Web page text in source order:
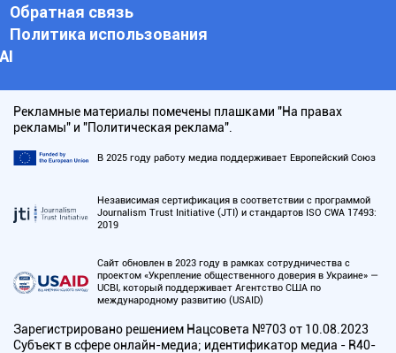
Обратная связь
Политика использования
АI
Рекламные материалы помечены плашками "На правах
рекламы" и "Политическая реклама".
В 2025 году работу медиа поддерживает Европейский Союз
Независимая сертификация в соответствии с программой
Journalism Trust Initiative (JTI) и стандартов ISO CWA 17493:
2019
Сайт обновлен в 2023 году в рамках сотрудничества с
проектом «Укрепление общественного доверия в Украине» —
UCBI, который поддерживает Агентство США по
международному развитию (USAID)
Зарегистрировано решением Нацсовета №703 от 10.08.2023
Субъект в сфере онлайн-медиа; идентификатор медиа - R40-